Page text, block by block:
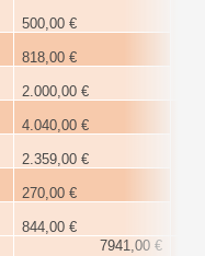
500,00 €
818,00 €
2.000,00 €
4.040,00 €
2.359,00 €
270,00 €
844,00 €
7941,00 €